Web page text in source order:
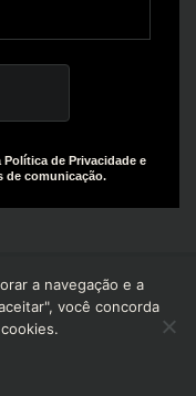
de Privacidade e
de comunicação.
Growth Agency |
a navegação e a
você concorda